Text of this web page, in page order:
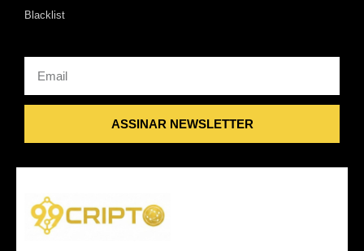
Blacklist
ASSINAR NEWSLETTER